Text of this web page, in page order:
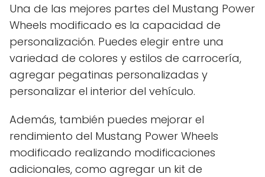
Una de las mejores partes del Mustang Power
Wheels modificado es la capacidad de
personalización. Puedes elegir entre una
variedad de colores y estilos de carrocería,
agregar pegatinas personalizadas y
personalizar el interior del vehículo.
Además, también puedes mejorar el
rendimiento del Mustang Power Wheels
modificado realizando modificaciones
adicionales, como agregar un kit de